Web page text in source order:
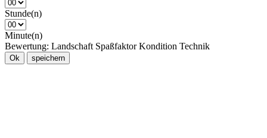
Stunde(n)
Minute(n)
Bewertung: Landschaft Spaßfaktor Kondition Technik
Ok speichern